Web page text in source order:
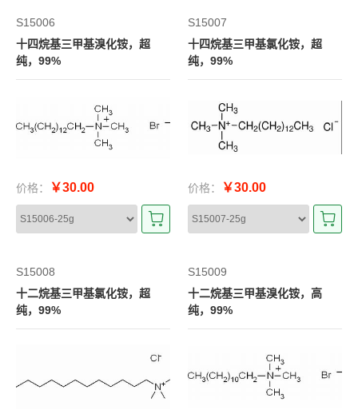
S15006
十四烷基三甲基溴化铵，超
纯，99%
价格： ￥30.00
S15007
十四烷基三甲基氯化铵，超
纯，99%
价格： ￥30.00
S15008
十二烷基三甲基氯化铵，超
纯，99%
S15009
十二烷基三甲基溴化铵，高
纯，99%